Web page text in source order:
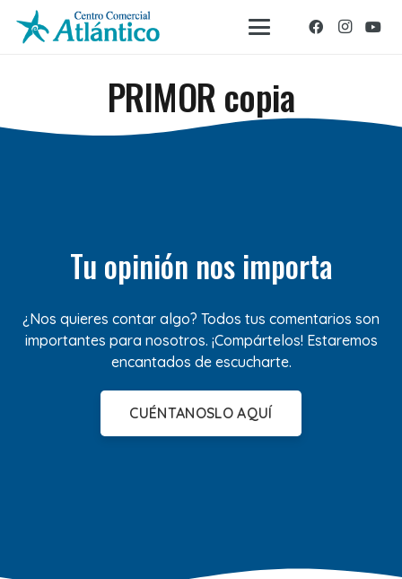
PRIMOR copia
Tu opinión nos importa
¿Nos quieres contar algo? Todos tus comentarios son
importantes para nosotros. ¡Compártelos! Estaremos
encantados de escucharte.
CUÉNTANOSLO AQUÍ